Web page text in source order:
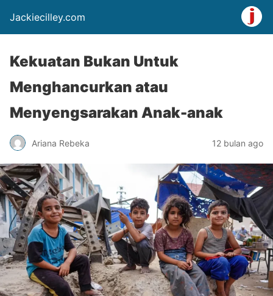
Jackiecilley.com
Kekuatan Bukan Untuk
Menghancurkan atau
Menyengsarakan Anak-anak
Ariana Rebeka 12 bulan ago